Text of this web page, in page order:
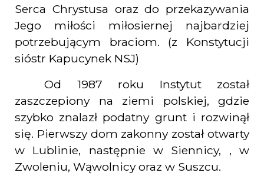
Serca Chrystusa oraz do przekazywania
Jego miłości miłosiernej najbardziej
potrzebującym braciom. (z Konstytucji
sióstr Kapucynek NSJ)
Od 1987 roku Instytut został
zaszczepiony na ziemi polskiej, gdzie
szybko znalazł podatny grunt i rozwinął
się. Pierwszy dom zakonny został otwarty
w Lublinie, następnie w Siennicy, , w
Zwoleniu, Wąwolnicy oraz w Suszcu.